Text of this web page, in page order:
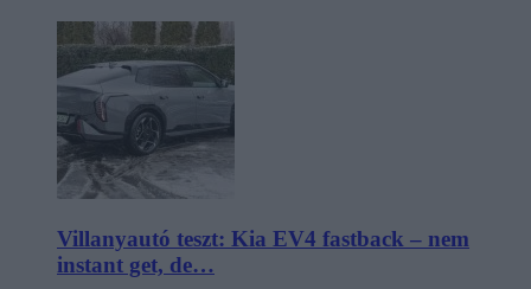
Villanyautó teszt: Kia EV4 fastback – nem
instant get, de…